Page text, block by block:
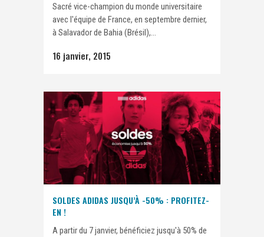
Sacré vice-champion du monde universitaire
avec l'équipe de France, en septembre dernier,
à Salavador de Bahia (Brésil),...
16 janvier, 2015
SOLDES ADIDAS JUSQU’À -50% : PROFITEZ-
EN !
A partir du 7 janvier, bénéficiez jusqu'à 50% de